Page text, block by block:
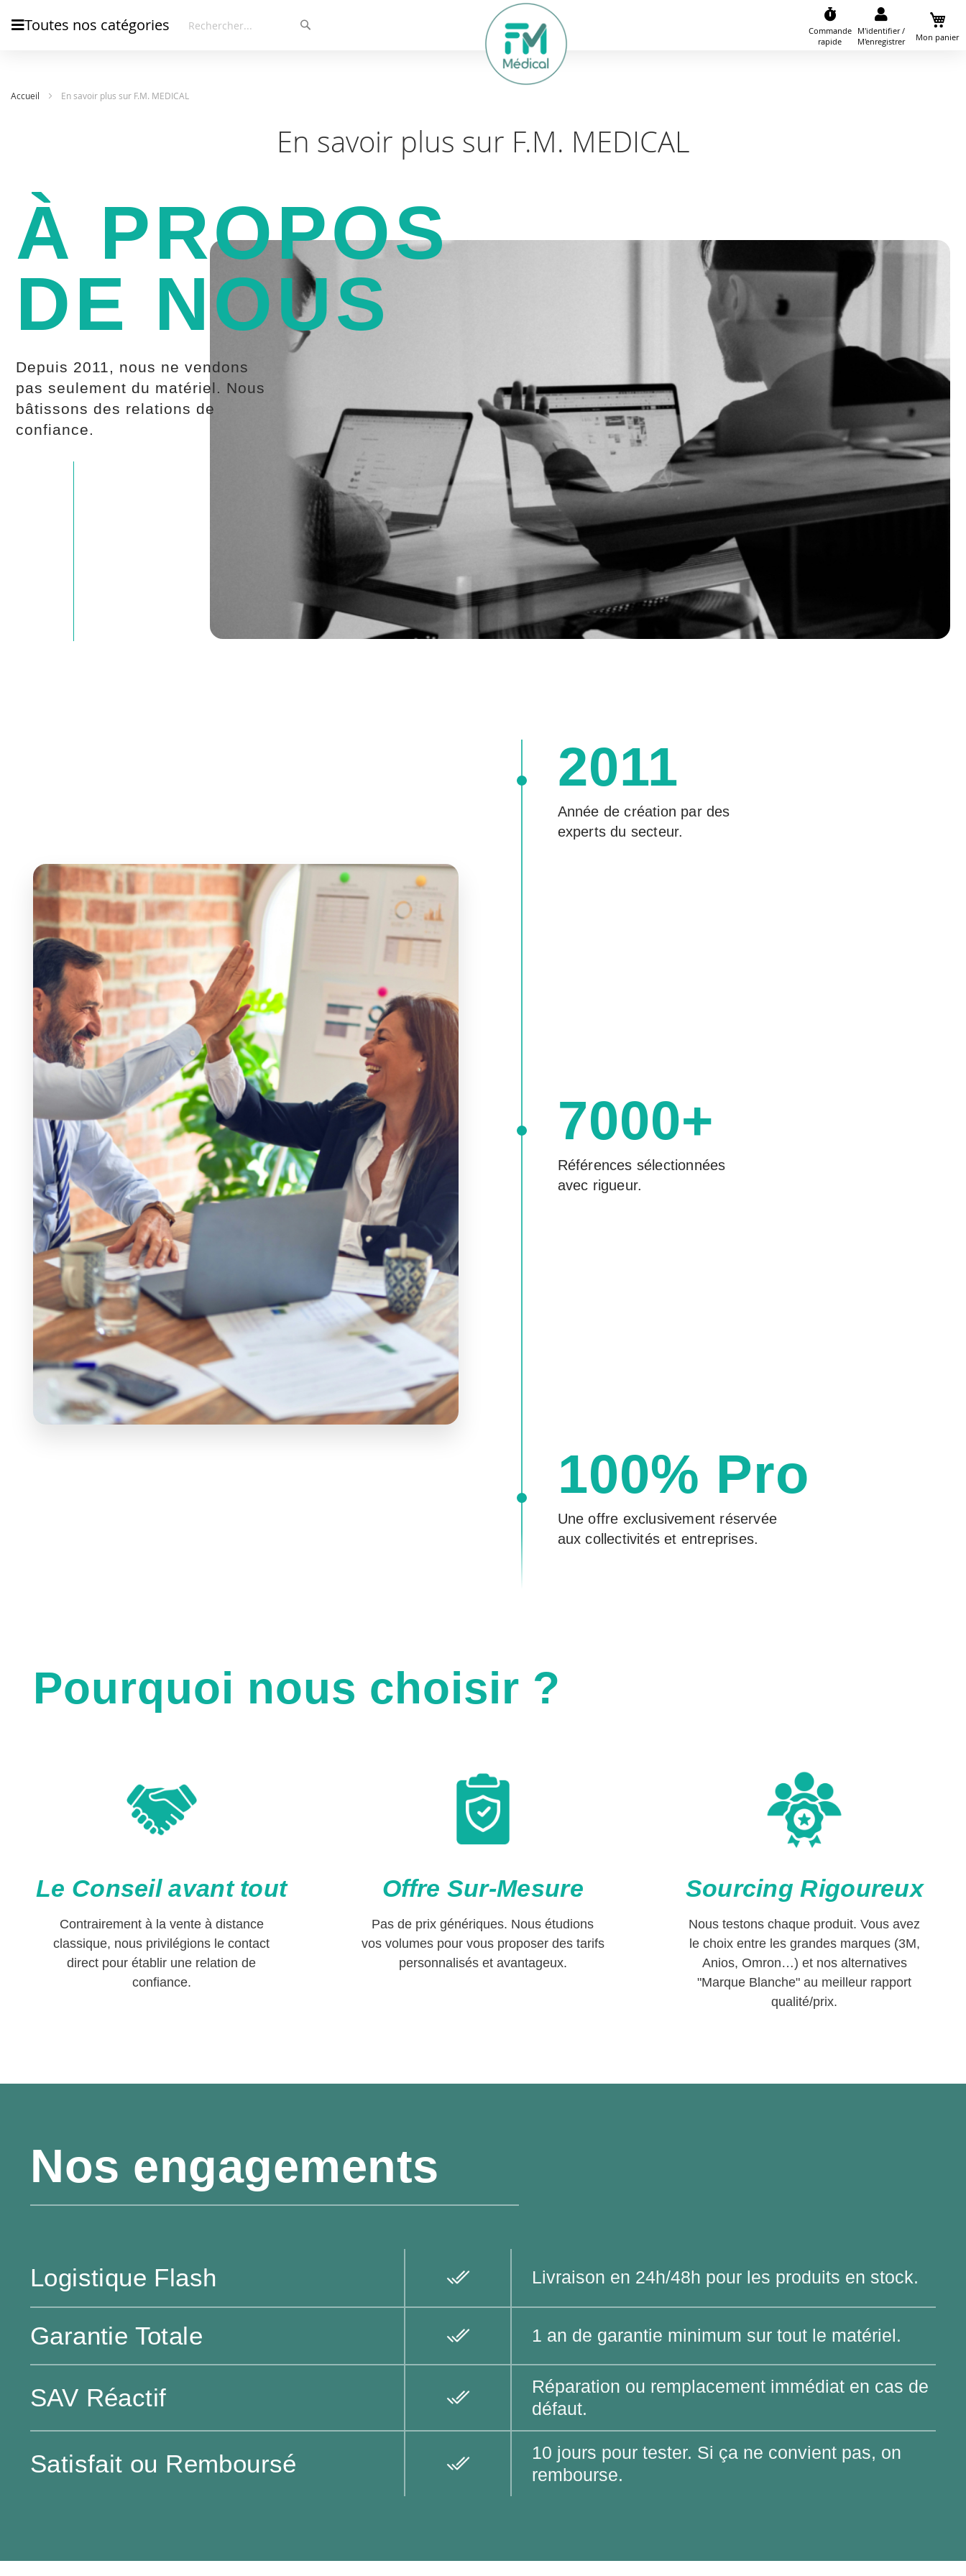
Toutes nos catégories
Commande
rapide
Mon panier
M'identifier /
M'enregistrer
Accueil En savoir plus sur F.M. MEDICAL
En savoir plus sur F.M. MEDICAL
À PROPOS
DE NOUS
Depuis 2011, nous ne vendons
pas seulement du matériel. Nous
bâtissons des relations de
confiance.
2011
Année de création par des
experts du secteur.
7000+
Références sélectionnées
avec rigueur.
100% Pro
Une offre exclusivement réservée
aux collectivités et entreprises.
Pourquoi nous choisir ?
Le Conseil avant tout
Contrairement à la vente à distance
classique, nous privilégions le contact
direct pour établir une relation de
confiance.
Offre Sur-Mesure
Pas de prix génériques. Nous étudions
vos volumes pour vous proposer des tarifs
personnalisés et avantageux.
Sourcing Rigoureux
Nous testons chaque produit. Vous avez
le choix entre les grandes marques (3M,
Anios, Omron…) et nos alternatives
"Marque Blanche" au meilleur rapport
qualité/prix.
Nos engagements
Logistique Flash Livraison en 24h/48h pour les produits en stock.
Garantie Totale 1 an de garantie minimum sur tout le matériel.
SAV Réactif
Réparation ou remplacement immédiat en cas de
défaut.
Satisfait ou Remboursé
10 jours pour tester. Si ça ne convient pas, on
rembourse.